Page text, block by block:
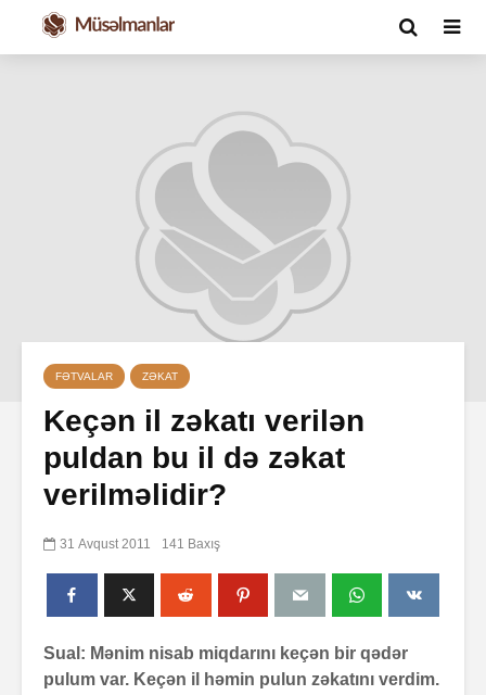
FƏTVALAR ZƏKAT
Keçən il zəkatı verilən
puldan bu il də zəkat
verilməlidir?
31 Avqust 2011 141 Baxış
Sual: Mənim nisab miqdarını keçən bir qədər
pulum var. Keçən il həmin pulun zəkatını verdim.